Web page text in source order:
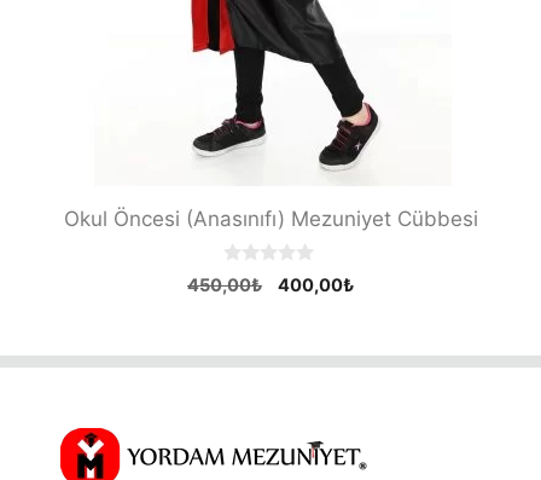
Okul Öncesi (Anasınıfı) Mezuniyet Cübbesi
0
o
450,00₺
Orijinal
400,00₺Şu
400,00₺.